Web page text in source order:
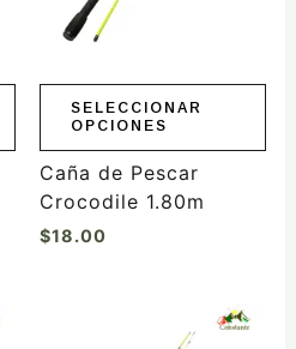
SELECCIONAR
OPCIONES
opciones
elegir
la
página
producto
Caña de Pescar
Crocodile 1.80m
$18.00